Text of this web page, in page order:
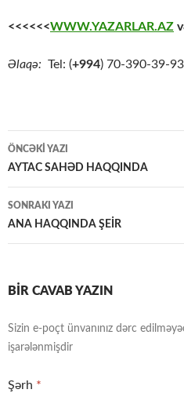
<<<<<<WWW.YAZARLAR.AZ
Əlaqə: Tel: (+994) 70-390-39-
Yazılar
üzrə
naviqasiya
ÖNCƏKI YAZI
AYTAC SAHƏD HAQQINDA
SONRAKI YAZI
ANA HAQQINDA ŞEİR
BIR CAVAB YAZIN
Sizin e-poçt ünvanınız dərc
işarələnmişdir
Şərh *